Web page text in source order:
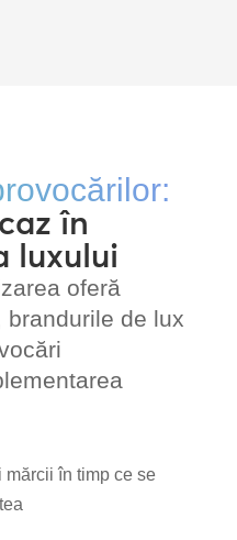
în
luxului
oferă
brandurile de lux
mărcii în timp ce se